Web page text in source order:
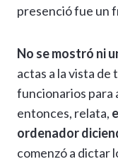
presenció fue un
No se mostró ni
actas a la vista de
funcionarios para
entonces, relata,
ordenador
comenzó a dictar